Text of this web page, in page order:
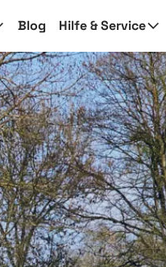
Blog Hilfe & Service